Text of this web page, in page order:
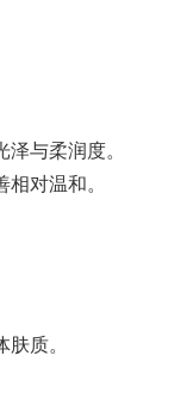
与柔润度。
对温和。
质。